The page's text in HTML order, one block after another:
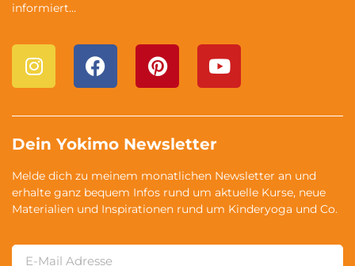
informiert…
Dein Yokimo Newsletter
Melde dich zu meinem monatlichen Newsletter an und
erhalte ganz bequem Infos rund um aktuelle Kurse, neue
Materialien und Inspirationen rund um Kinderyoga und Co.